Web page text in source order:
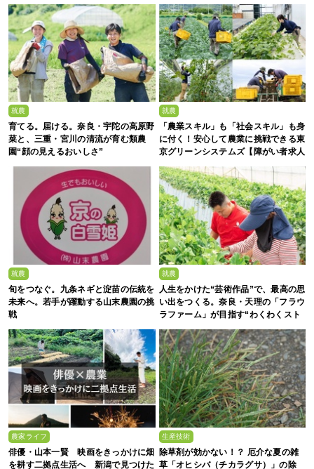
就農
育てる。届ける。奈良・宇陀の高原野
菜と、三重・宮川の清流が育む類農
園“顔の見えるおいしさ”
就農
「農業スキル」も「社会スキル」も身
に付く！安心して農業に挑戦できる東
京グリーンシステムズ【障がい者求人
募集中】
就農
旬をつなぐ。九条ネギと淀苗の伝統を
未来へ。若手が躍動する山末農園の挑
戦
就農
人生をかけた“芸術作品”で、最高の思
い出をつくる。奈良・天理の「フラウ
ラファーム」が目指す“わくわくスト
ロベリーエンターテインメント”
農家ライフ
俳優・山本一賢 映画をきっかけに畑
を耕す二拠点生活へ 新潟で見つけた
生産技術
除草剤が効かない！？ 厄介な夏の雑
草「オヒシバ（チカラグサ）」の除